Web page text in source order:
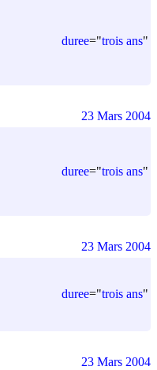
duree="trois ans"
duree="trois ans"
23 Mars 2004
duree="trois ans"
23 Mars 2004
23 Mars 2004